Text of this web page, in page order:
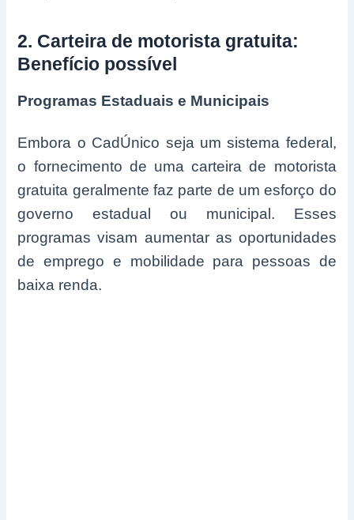
2. Carteira de motorista gratuita:
Benefício possível
Programas Estaduais e Municipais
Embora o CadÚnico seja um sistema federal,
o fornecimento de uma carteira de motorista
gratuita geralmente faz parte de um esforço do
governo estadual ou municipal. Esses
programas visam aumentar as oportunidades
de emprego e mobilidade para pessoas de
baixa renda.